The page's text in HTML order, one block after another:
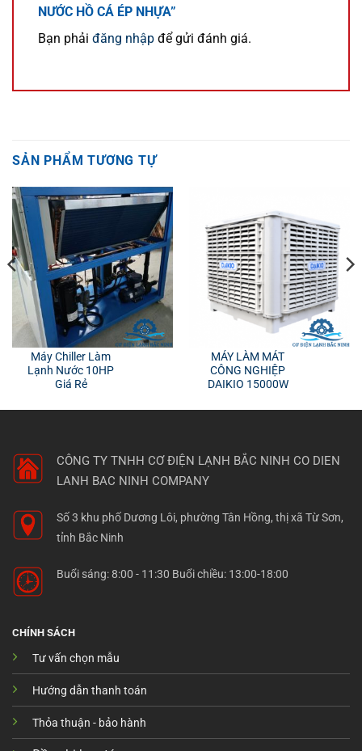
NƯỚC HỒ CÁ ÉP NHỰA”
Bạn phải đăng nhập để gửi đánh giá.
SẢN PHẨM TƯƠNG TỰ
Máy Chiller Làm
Lạnh Nước 10HP
Giá Rẻ
MÁY LÀM MÁT
CÔNG NGHIỆP
DAIKIO 15000W
CÔNG TY TNHH CƠ ĐIỆN LẠNH BẮC NINH CO DIEN
LANH BAC NINH COMPANY
Số 3 khu phố Dương Lôi, phường Tân Hồng, thị xã Từ Sơn,
tỉnh Bắc Ninh
Buổi sáng: 8:00 - 11:30 Buổi chiều: 13:00-18:00
CHÍNH SÁCH
Tư vấn chọn mẫu
Hướng dẫn thanh toán
Thỏa thuận - bảo hành